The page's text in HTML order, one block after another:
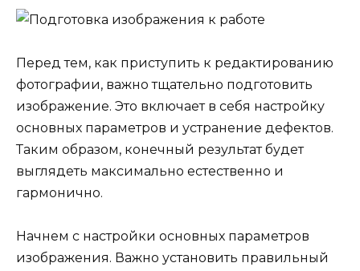
Перед тем, как приступить к редактированию
фотографии, важно тщательно подготовить
изображение. Это включает в себя настройку
основных параметров и устранение дефектов.
Таким образом, конечный результат будет
выглядеть максимально естественно и
гармонично.
Начнем с настройки основных параметров
изображения. Важно установить правильный